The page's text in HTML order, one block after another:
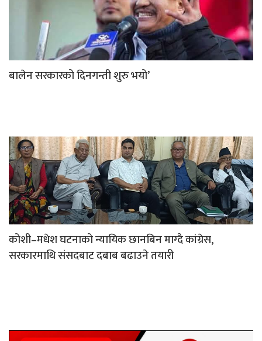
बालेन सरकारको दिनगन्ती शुरु भयो’
कोशी–मधेश घटनाको न्यायिक छानबिन माग्दै कांग्रेस,
सरकारमाथि संसदबाट दबाब बढाउने तयारी